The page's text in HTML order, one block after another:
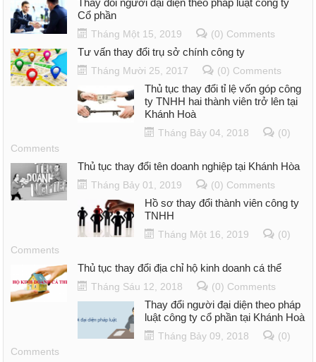
Thay đổi người đại diện theo pháp luật công ty
Cổ phần
Tháng Một 15, 2019 (0) Comments
Tư vấn thay đổi trụ sở chính công ty
Tháng Mười 25, 2017 (0) Comments
Thủ tục thay đổi tỉ lệ vốn góp công
ty TNHH hai thành viên trở lên tại
Khánh Hoà
Tháng Bảy 04, 2018
(0)
Comments
Thủ tục thay đổi tên doanh nghiệp tại Khánh Hòa
Tháng Bảy 01, 2019 (0) Comments
Hồ sơ thay đổi thành viên công ty
TNHH
Tháng Một 16, 2019
(0)
Comments
Thủ tục thay đổi địa chỉ hộ kinh doanh cá thể
Tháng Sáu 12, 2018 (0) Comments
Thay đổi người đại diện theo pháp
luật công ty cổ phần tại Khánh Hoà
Tháng Bảy 09, 2018
(0)
Comments